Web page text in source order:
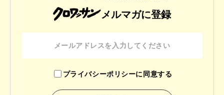
メルマガに登録
プライバシーポリシーに同意する